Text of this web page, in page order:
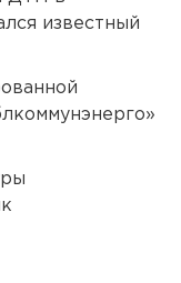
известный